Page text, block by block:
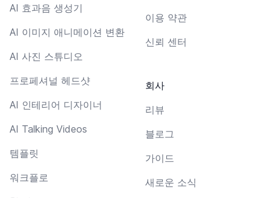
AI 효과음 생성기
AI 이미지 애니메이션 변환
AI 사진 스튜디오
프로페셔널 헤드샷
AI 인테리어 디자이너
AI Talking Videos
템플릿
워크플로
이용 약관
신뢰 센터
회사
리뷰
블로그
가이드
새로운 소식